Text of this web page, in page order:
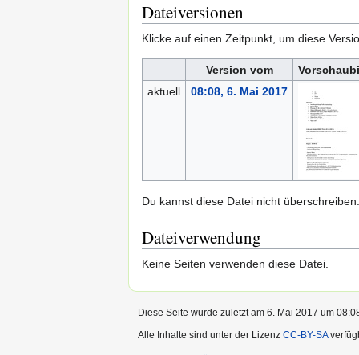
Dateiversionen
Klicke auf einen Zeitpunkt, um diese
Version vom
aktuell
08:08, 6. Mai 2017
Du kannst diese Datei nicht überschreiben.
Dateiverwendung
Keine Seiten verwenden diese Datei.
Diese Seite wurde zuletzt am 6. Mai 2017 um
Alle Inhalte sind unter der Lizenz CC-BY-SA